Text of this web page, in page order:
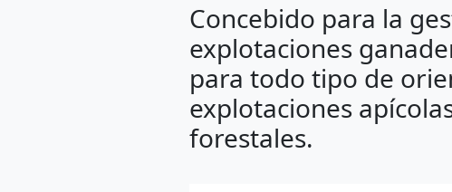
Concebido para la
explotaciones
para todo tipo de
explotaciones
forestales.